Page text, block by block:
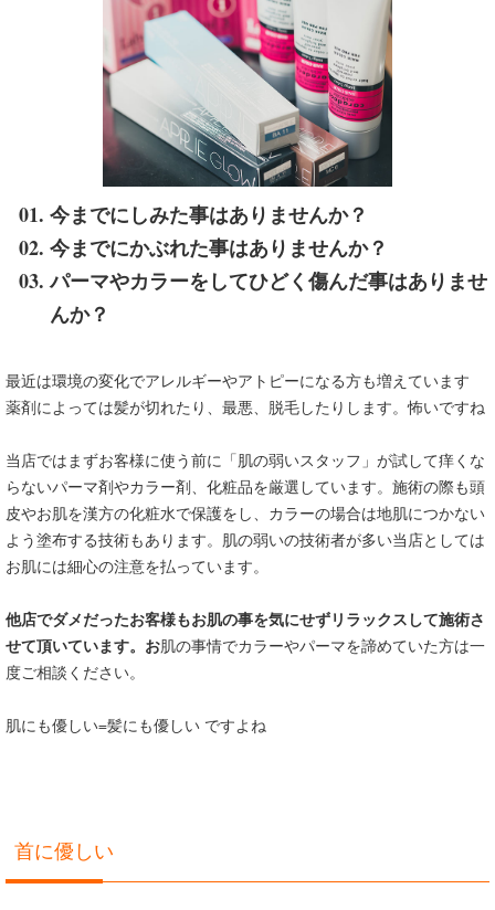
今までにしみた事はありませんか？
今までにかぶれた事はありませんか？
パーマやカラーをしてひどく傷んだ事はありませ
んか？
最近は環境の変化でアレルギーやアトピーになる方も増えています
薬剤によっては髪が切れたり、最悪、脱毛したりします。怖いですね
当店ではまずお客様に使う前に「肌の弱いスタッフ」が試して痒くな
らないパーマ剤やカラー剤、化粧品を厳選しています。施術の際も頭
皮やお肌を漢方の化粧水で保護をし、カラーの場合は地肌につかない
よう塗布する技術もあります。肌の弱いの技術者が多い当店としては
お肌には細心の注意を払っています。
他店でダメだったお客様もお肌の事を気にせずリラックスして施術さ
せて頂いています。お肌の事情でカラーやパーマを諦めていた方は一
度ご相談ください。
肌にも優しい=髪にも優しい ですよね
首に優しい